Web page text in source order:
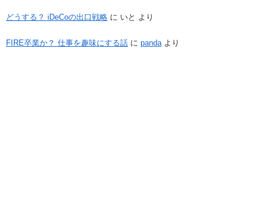
どうする？ iDeCoの出口戦略 に いと より
FIRE卒業か？ 仕事を趣味にする話 に pandaより